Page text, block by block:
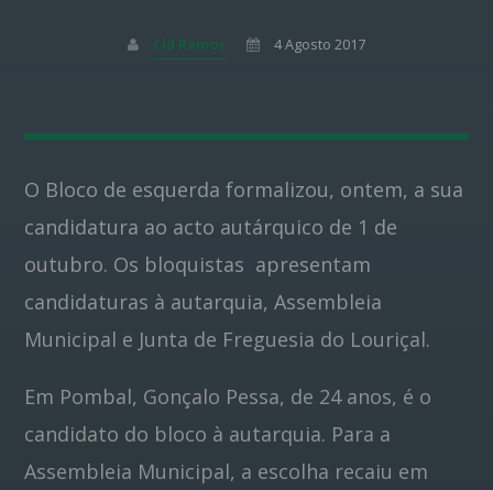
Facebook
Pinterest
Cid Ramos 4 Agosto 2017
O Bloco de esquerda formalizou, ontem, a sua
candidatura ao acto autárquico de 1 de
outubro. Os bloquistas apresentam
candidaturas à autarquia, Assembleia
Municipal e Junta de Freguesia do Louriçal.
Em Pombal, Gonçalo Pessa, de 24 anos, é o
candidato do bloco à autarquia. Para a
Assembleia Municipal, a escolha recaiu em